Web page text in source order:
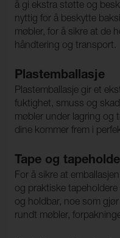
å gi ekstra støtte og
nyttig for å beskytte
møbler, for å sikre at de
håndtering og transport.
Plastemballasje
Plastemballasje gir et
fuktighet, smuss og
møbler under lagring og
dine kommer frem i
Tape og
For å sikre at
og praktiske tapeholdere
og holdbar, noe som
rundt møbler,